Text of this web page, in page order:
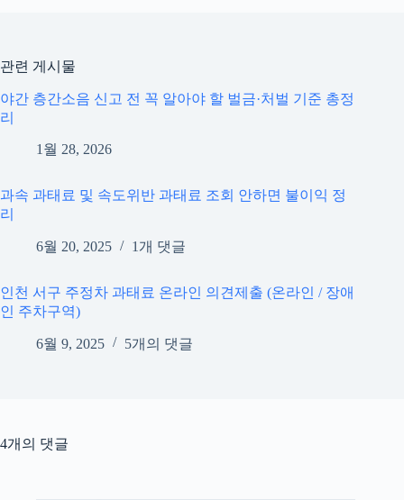
관련 게시물
야간 층간소음 신고 전 꼭 알아야 할 벌금·처벌 기준 총정
리
1월 28, 2026
과속 과태료 및 속도위반 과태료 조회 안하면 불이익 정
리
6월 20, 2025 1개 댓글
인천 서구 주정차 과태료 온라인 의견제출 (온라인 / 장애
인 주차구역)
6월 9, 2025 5개의 댓글
4개의 댓글